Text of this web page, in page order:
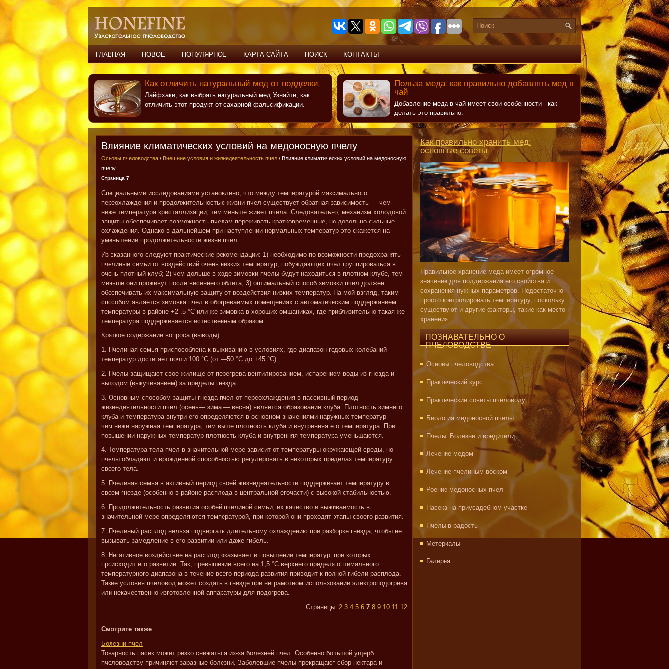
ГЛАВНАЯ НОВОЕ ПОПУЛЯРНОЕ КАРТА САЙТА ПОИСК КОНТАКТЫ
Как отличить натуральный мед от подделки
Лайфхаки, как выбрать натуральный мед Узнайте, как
отличить этот продукт от сахарной фальсификации.
Польза меда: как правильно добавлять мед в
чай
Добавление меда в чай имеет свои особенности - как
делать это правильно.
Влияние климатических условий на медоносную пчелу
Основы пчеловодства / Внешние условия и жизнедеятельность пчел / Влияние климатических условий на медоносную
пчелу
Страница 7
Специальными исследованиями установлено, что между температурой максимального
переохлаждения и продолжительностью жизни пчел существует обратная зависимость — чем
ниже температура кристаллизации, тем меньше живет пчела. Следовательно, механизм холодовой
защиты обеспечивает возможность пчелам переживать кратковременные, но довольно сильные
охлаждения. Однако в дальнейшем при наступлении нормальных температур это скажется на
уменьшении продолжительности жизни пчел.
Из сказанного следуют практические рекомендации: 1) необходимо по возможности предохранять
пчелиные семьи от воздействий очень низких температур, побуждающих пчел группироваться в
очень плотный клуб; 2) чем дольше в ходе зимовки пчелы будут находиться в плотном клубе, тем
меньше они проживут после весеннего облета; 3) оптимальный способ зимовки пчел должен
обеспечивать их максимальную защиту от воздействия низких температур. На мой взгляд, таким
способом является зимовка пчел в обогреваемых помещениях с автоматическим поддержанием
температуры в районе +2 .5 °C или же зимовка в хороших омшаниках, где приблизительно такая же
температура поддерживается естественным образом.
Краткое содержание вопроса (выводы)
1. Пчелиная семья приспособлена к выживанию в условиях, где диапазон годовых колебаний
температур достигает почти 100 °C (от —50 °C до +45 °C).
2. Пчелы защищают свое жилище от перегрева вентилированием, испарением воды из гнезда и
выходом (выкучиванием) за пределы гнезда.
3. Основным способом защиты гнезда пчел от переохлаждения в пассивный период
жизнедеятельности пчел (осень— зима — весна) является образование клуба. Плотность зимнего
клуба и температура внутри его определяются в основном значениями наружных температур —
чем ниже наружная температура, тем выше плотность клуба и внутренняя его температура. При
повышении наружных температур плотность клуба и внутренняя температура уменьшаются.
4. Температура тела пчел в значительной мере зависит от температуры окружающей среды, но
пчелы обладают и врожденной способностью регулировать в некоторых пределах температуру
своего тела.
5. Пчелиная семья в активный период своей жизнедеятельности поддерживает температуру в
своем гнезде (особенно в районе расплода в центральной егочасти) с высокой стабильностью.
6. Продолжительность развития особей пчелиной семьи, их качество и выживаемость в
значительной мере определяются температурой, при которой они проходят этапы своего развития.
7. Пчелиный расплод нельзя подвергать длительному охлаждению при разборке гнезда, чтобы не
вызывать замедление в его развитии или даже гибель.
8. Негативное воздействие на расплод оказывает и повышение температур, при которых
происходит его развитие. Так, превышение всего на 1,5 °C верхнего предела оптимального
температурного диапазона в течение всего периода развития приводит к полной гибели расплода.
Такие условия пчеловод может создать в гнезде при неграмотном использовании электроподогрева
или некачественно изготовленной аппаратуры для подогрева.
Страницы: 2 3 4 5 6 7 8 9 10 11 12
Смотрите также
Болезни пчел
Товарность пасек может резко снижаться из-за болезней пчел. Особенно большой ущерб
пчеловодству причиняют заразные болезни. Заболевшие пчелы прекращают сбор нектара и
Как правильно хранить мед:
основные советы
Правильное хранение меда имеет огромное
значение для поддержания его свойства и
сохранения нужных параметров. Недостаточно
просто контролировать температуру, поскольку
существуют и другие факторы, такие как место
хранения.
ПОЗНАВАТЕЛЬНО О
ПЧЕЛОВОДСТВЕ
Основы пчеловодства
Практический курс
Практические советы пчеловоду
Биология медоносной пчелы
Пчелы. Болезни и вредители
Лечение медом
Лечение пчелиным воском
Роение медоносных пчел
Пасека на приусадебном участке
Пчелы в радость
Метериалы
Галерея